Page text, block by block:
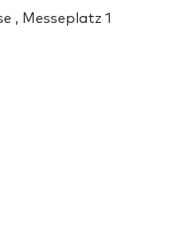
, Messeplatz 1